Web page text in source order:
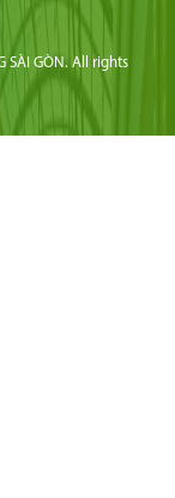
SÀI GÒN. All rights